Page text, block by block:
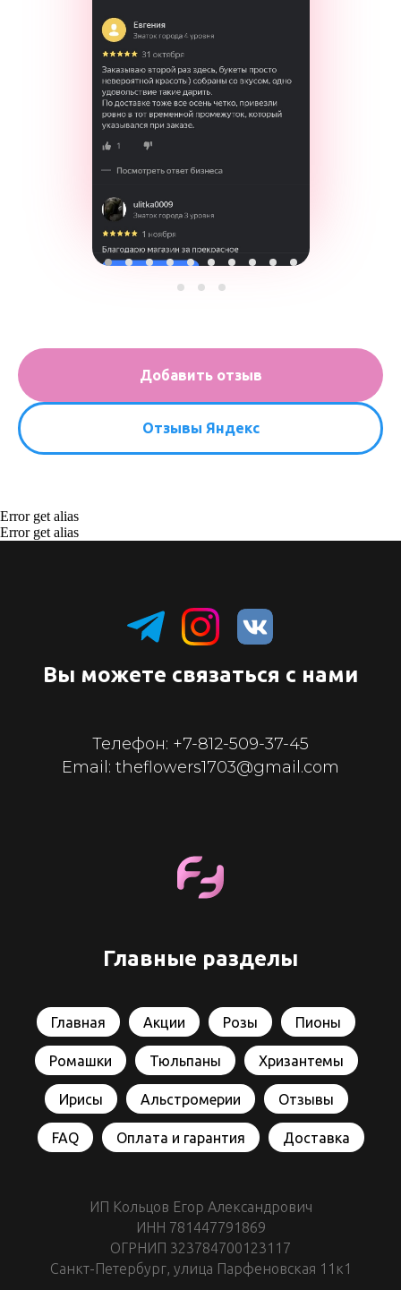
Добавить отзыв
Отзывы Яндекс
Error get alias
Error get alias
Вы можете связаться с нами
Телефон: +7-812-509-37-45
Email: theflowers1703@gmail.com
Главные разделы
Главная Акции Розы Пионы
Ромашки Тюльпаны Хризантемы
Ирисы Альстромерии Отзывы
FAQ Оплата и гарантия Доставка
ИП Кольцов Егор Александрович
ИНН 781447791869
ОГРНИП 323784700123117
Санкт-Петербург, улица Парфеновская 11к1